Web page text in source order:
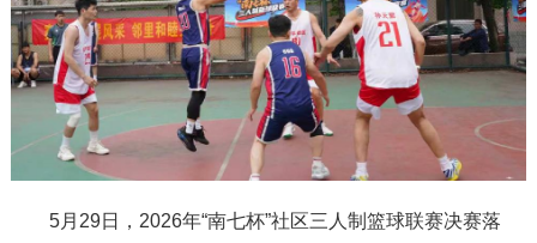
5月29日，2026年“南七杯”社区三人制篮球联赛决赛落